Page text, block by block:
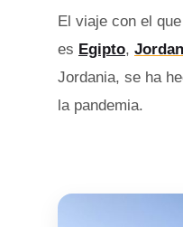
El viaje con el
es Egipto,
Jordania, se ha
la pandemia.